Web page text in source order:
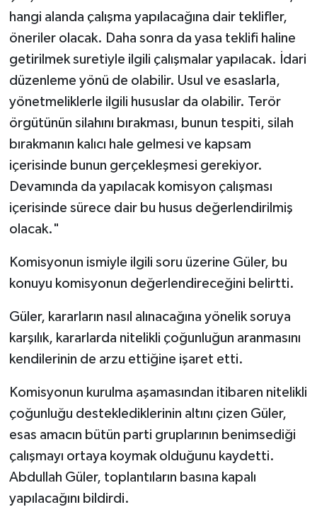
hangi alanda çalışma yapılacağına dair teklifler,
öneriler olacak. Daha sonra da yasa teklifi haline
getirilmek suretiyle ilgili çalışmalar yapılacak. İdari
düzenleme yönü de olabilir. Usul ve esaslarla,
yönetmeliklerle ilgili hususlar da olabilir. Terör
örgütünün silahını bırakması, bunun tespiti, silah
bırakmanın kalıcı hale gelmesi ve kapsam
içerisinde bunun gerçekleşmesi gerekiyor.
Devamında da yapılacak komisyon çalışması
içerisinde sürece dair bu husus değerlendirilmiş
olacak."
Komisyonun ismiyle ilgili soru üzerine Güler, bu
konuyu komisyonun değerlendireceğini belirtti.
Güler, kararların nasıl alınacağına yönelik soruya
karşılık, kararlarda nitelikli çoğunluğun aranmasını
kendilerinin de arzu ettiğine işaret etti.
Komisyonun kurulma aşamasından itibaren nitelikli
çoğunluğu desteklediklerinin altını çizen Güler,
esas amacın bütün parti gruplarının benimsediği
çalışmayı ortaya koymak olduğunu kaydetti.
Abdullah Güler, toplantıların basına kapalı
yapılacağını bildirdi.